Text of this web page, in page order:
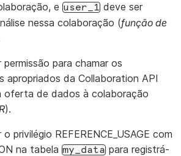
e user_1 deve ser
nessa colaboração (função de
para chamar os
apropriados da Collaboration API
oferta de dados à colaboração
).
privilégio REFERENCE_USAGE com
na tabela my_data para registrá-